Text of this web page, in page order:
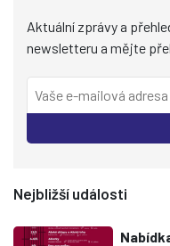
Aktuální zprávy a
newsletteru a mějte
Nejbližší události